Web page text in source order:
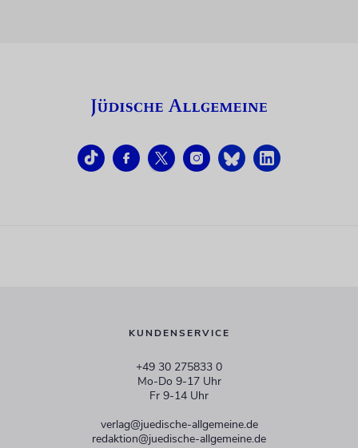
KUNDENSERVICE
+49 30 275833 0
Mo-Do 9-17 Uhr
Fr 9-14 Uhr
verlag@juedische-allgemeine.de
redaktion@juedische-allgemeine.de